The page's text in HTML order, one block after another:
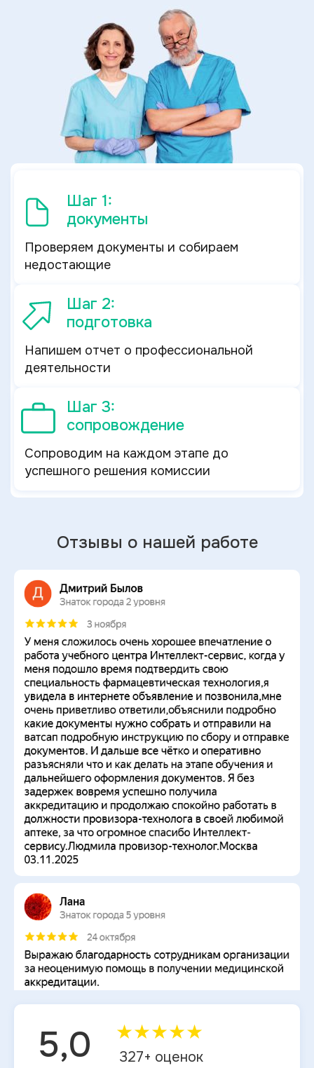
Шаг 1:
документы
Проверяем документы и собираем
недостающие
Шаг 2:
подготовка
Напишем отчет о профессиональной
деятельности
Шаг 3:
сопровождение
Сопроводим на каждом этапе до
успешного решения комиссии
Отзывы о нашей работе
5,0 ★★★★★
327+ оценок